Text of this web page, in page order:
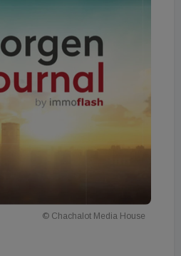
© Chachalot Media House